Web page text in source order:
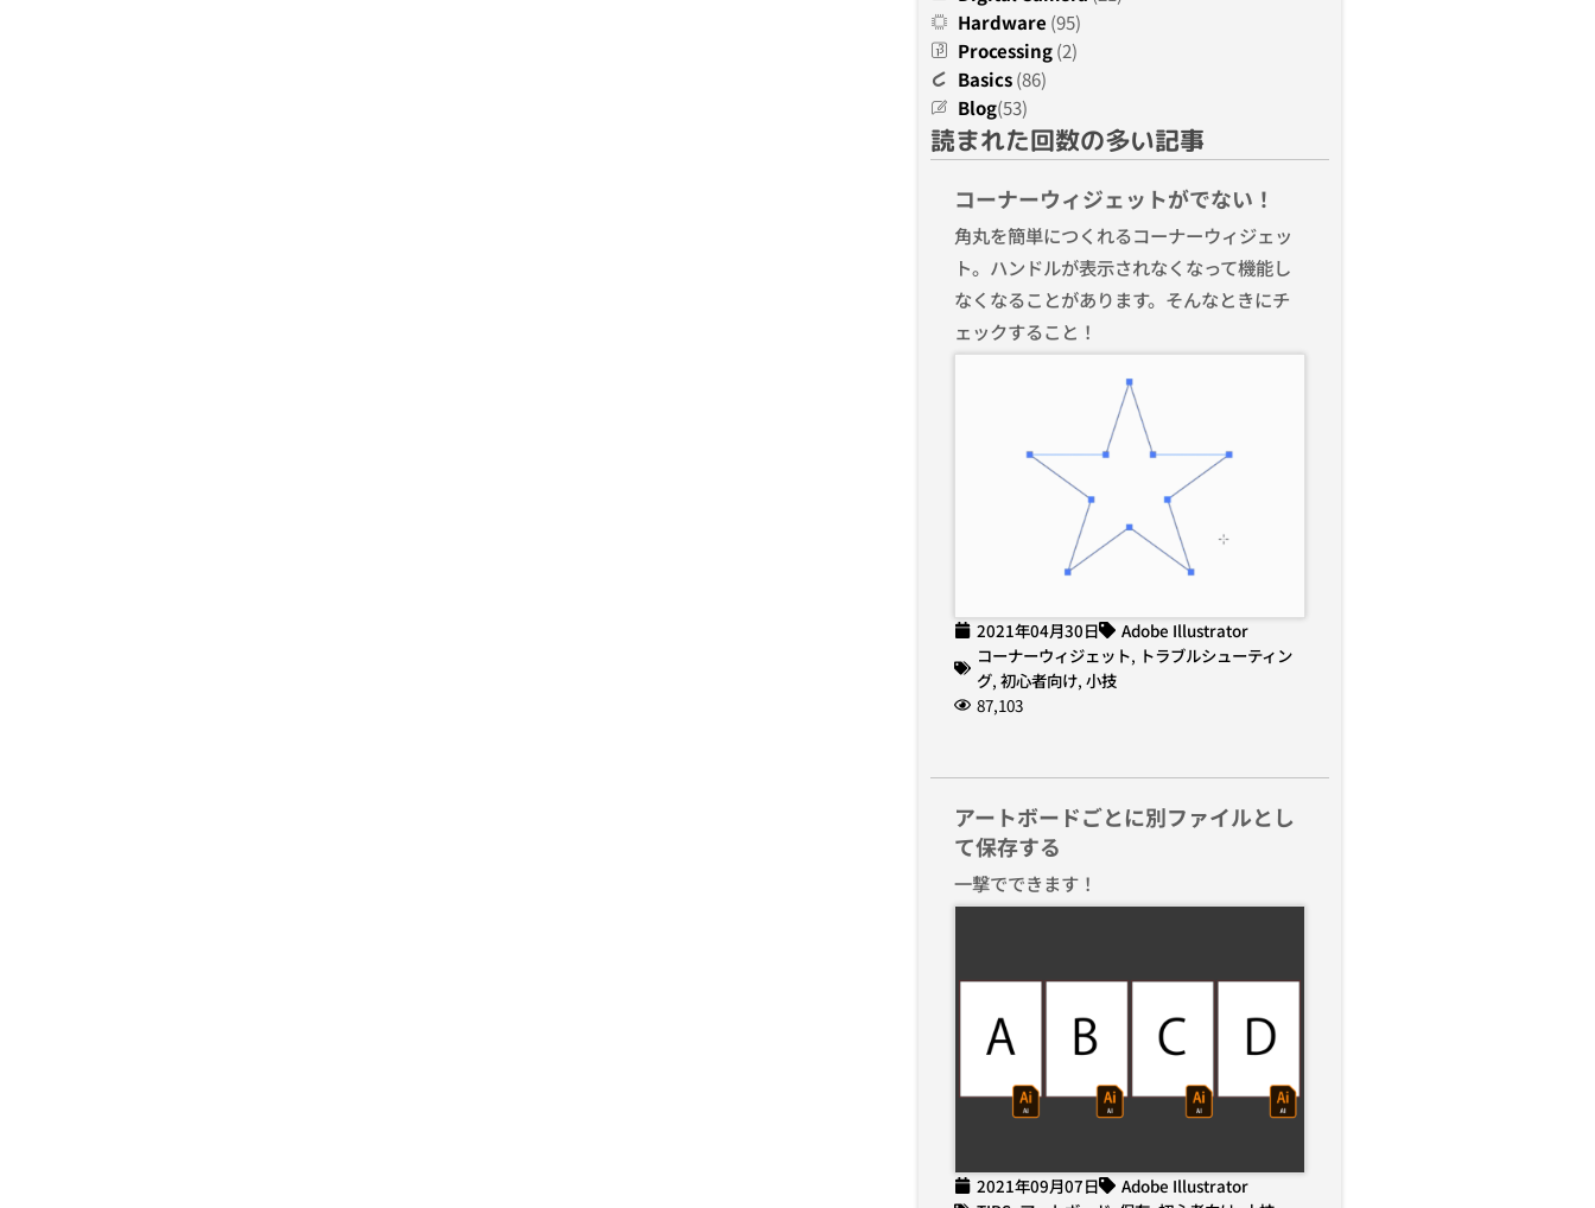
Hardware (95)
Processing(2)
Basics(86)
Blog(53)
読まれた回数の多い記事
コーナーウィジェットがでない！
角丸を簡単につくれるコーナーウィジェッ
ト。ハンドルが表示されなくなって機能し
なくなることがあります。そんなときにチ
ェックすること！
2021年04月30日
Adobe Illustrator
コーナーウィジェット, トラブルシューティン
グ, 初心者向け, 小技
87,103
アートボードごとに別ファイルとし
て保存する
一撃でできます！
2021年09月07日
Adobe Illustrator